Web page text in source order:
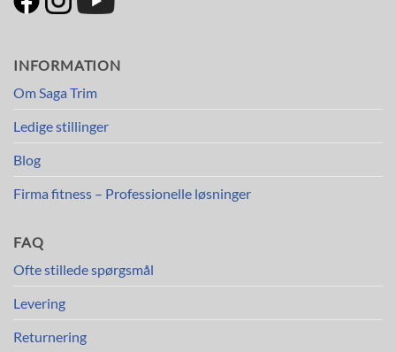
INFORMATION
Om Saga Trim
Ledige stillinger
Blog
Firma fitness – Professionelle løsninger
FAQ
Ofte stillede spørgsmål
Levering
Returnering